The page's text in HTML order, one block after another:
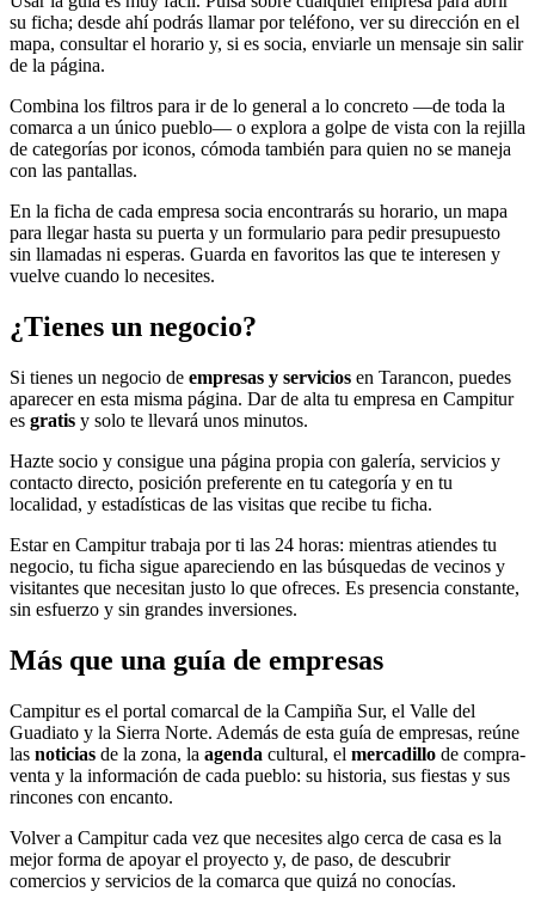
su ficha; desde ahí podrás llamar por teléfono, ver su dirección en el
mapa, consultar el horario y, si es socia, enviarle un mensaje sin salir
de la página.
Combina los filtros para ir de lo general a lo concreto —de toda la
comarca a un único pueblo— o explora a golpe de vista con la rejilla
de categorías por iconos, cómoda también para quien no se maneja
con las pantallas.
En la ficha de cada empresa socia encontrarás su horario, un mapa
para llegar hasta su puerta y un formulario para pedir presupuesto
sin llamadas ni esperas. Guarda en favoritos las que te interesen y
vuelve cuando lo necesites.
¿Tienes un negocio?
Si tienes un negocio de empresas y servicios en Tarancon, puedes
aparecer en esta misma página. Dar de alta tu empresa en Campitur
es gratis y solo te llevará unos minutos.
Hazte socio y consigue una página propia con galería, servicios y
contacto directo, posición preferente en tu categoría y en tu
localidad, y estadísticas de las visitas que recibe tu ficha.
Estar en Campitur trabaja por ti las 24 horas: mientras atiendes tu
negocio, tu ficha sigue apareciendo en las búsquedas de vecinos y
visitantes que necesitan justo lo que ofreces. Es presencia constante,
sin esfuerzo y sin grandes inversiones.
Más que una guía de empresas
Campitur es el portal comarcal de la Campiña Sur, el Valle del
Guadiato y la Sierra Norte. Además de esta guía de empresas, reúne
las noticias de la zona, la agenda cultural, el mercadillo de compra-
venta y la información de cada pueblo: su historia, sus fiestas y sus
rincones con encanto.
Volver a Campitur cada vez que necesites algo cerca de casa es la
mejor forma de apoyar el proyecto y, de paso, de descubrir
comercios y servicios de la comarca que quizá no conocías.